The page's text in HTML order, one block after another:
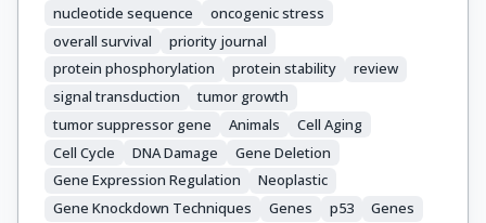
nucleotide sequence
oncogenic stress
overall survival
priority journal
protein phosphorylation
protein stability
review
signal transduction
tumor growth
tumor suppressor gene
Animals
Cell Aging
Cell Cycle
DNA Damage
Gene Deletion
Gene Expression Regulation
Neoplastic
Gene Knockdown Techniques
Genes p53
Genes